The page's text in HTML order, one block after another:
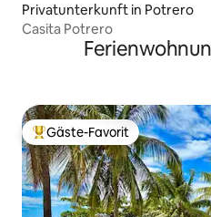
Privatunterkunft in Potrero
Casita Potrero
Beliebter Gäste-Favorit.
Gäste-Favorit